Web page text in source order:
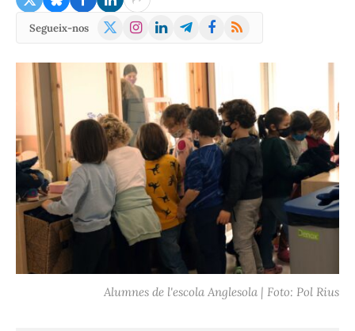
Segueix-nos
X
Instagram
LinkedInTelegramFacebook
RSS
Alumnes de l'escola Anglesola | Foto: Pol Rius